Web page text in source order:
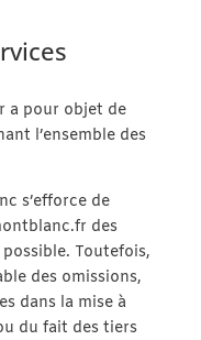
a pour objet de
l’ensemble des
s’efforce de
des
Toutefois,
des omissions,
dans la mise à
du fait des tiers